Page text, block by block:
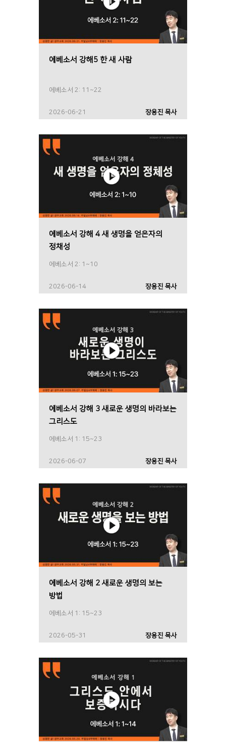
에베소서 강해5 한 새 사람
에베소서 2: 11~22
2026-06-21 장용진 목사
에베소서 강해 4 새 생명을 얻은자의
정채성
에베소서 2: 1~10
2026-06-14 장용진 목사
에베소서 강해 3 새로운 생명의 바라보는
그리스도
에베소서 1: 15~23
2026-06-07 장용진 목사
에베소서 강해 2 새로운 생명의 보는
방법
에베소서 1: 15~23
2026-05-31 장용진 목사